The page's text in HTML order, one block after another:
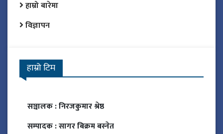
हाम्रो बारेमा
विज्ञापन
हाम्रो टिम
सञ्चालक :निरजकुमार श्रेष्ठ
सम्पादक :सागर बिक्रम बस्नेत